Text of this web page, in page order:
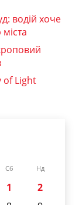
водій хоче
of Light
Сб Нд
1
2